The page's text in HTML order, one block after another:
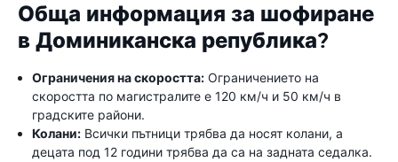
Обща информация за шофиране
в Доминиканска република?
Ограничения на скоростта: Ограничението на
скоростта по магистралите е 120 км/ч и 50 км/ч в
градските райони.
Колани: Всички пътници трябва да носят колани, а
децата под 12 години трябва да са на задната седалка.